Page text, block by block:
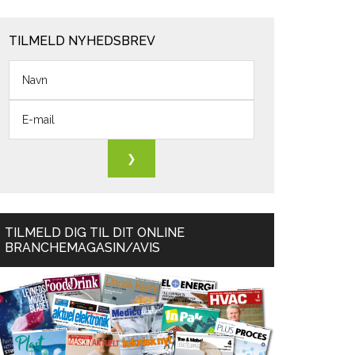
TILMELD NYHEDSBREV
TILMELD DIG TIL DIT ONLINE
BRANCHEMAGASIN/AVIS